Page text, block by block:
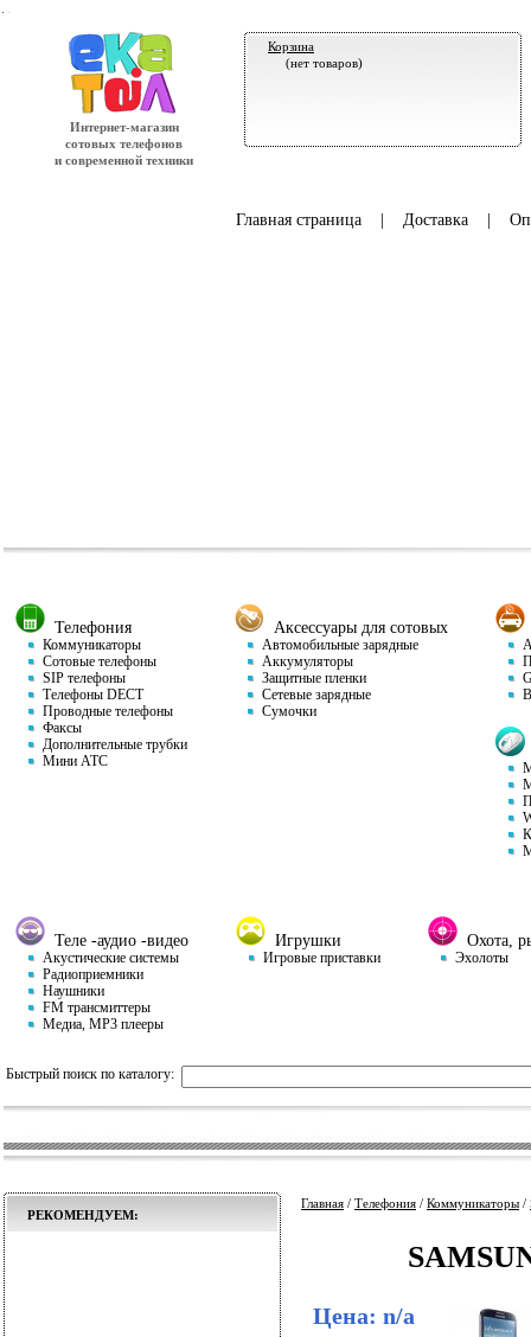
Интернет-магазин
сотовых телефонов
и современной техники
Корзина
(нет товаров)
Главная страница| Доставка|
Телефония
Коммуникаторы
Сотовые телефоны
SIP телефоны
Телефоны DECT
Проводные телефоны
Факсы
Дополнительные трубки
Мини АТС
Аксессуары для сотовых
Автомобильные зарядные
Аккумуляторы
Защитные пленки
Сетевые зарядные
Сумочки
Теле -аудио -видео
Акустические системы
Радиоприемники
Наушники
FM трансмиттеры
Медиа, MP3 плееры
Игрушки
Игровые приставки
Охота,
Эхолоты
Быстрый поиск по каталогу:
РЕКОМЕНДУЕМ:
Главная / Телефония / Коммуникаторы /
Цена: n/a